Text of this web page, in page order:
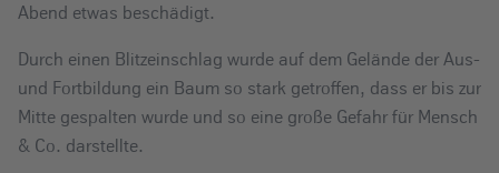
Abend etwas beschädigt.
Durch einen Blitzeinschlag wurde auf dem Gelände der Aus-
und Fortbildung ein Baum so stark getroffen, dass er bis zur
Mitte gespalten wurde und so eine große Gefahr für Mensch
& Co. darstellte.